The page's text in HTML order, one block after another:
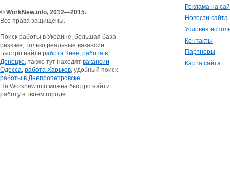
© WorkNew.info, 2012—2015.
Все права защищены.
Поиск работы в Украине, большая база
резюме, только реальные вакансии.
Быстро найти работа Киев, работа в
Донецке, также тут находят вакансии
Одесса, работа Харьков, удобный поиск
работы в Днепропетровске
На Worknew.info можна быстро найти
работу в твоем городе.
Реклама на
Новости сайта
Условия
Контакты
Партнеры
Карта сайта